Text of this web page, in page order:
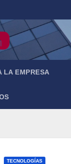
LA EMPRESA
TECNOLOGÍAS